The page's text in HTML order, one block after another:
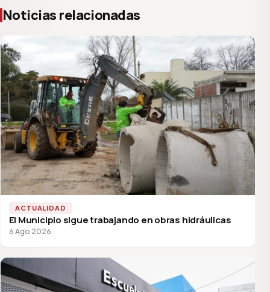
Noticias relacionadas
ACTUALIDAD
El Municipio sigue trabajando en obras hidráulicas
6 Ago 2026